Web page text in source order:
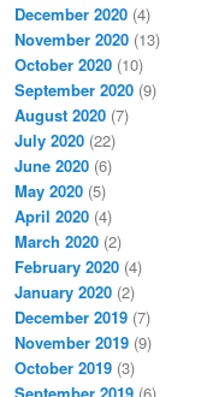
December 2020 (4)
November 2020 (13)
October 2020 (10)
September 2020 (9)
August 2020 (7)
July 2020 (22)
June 2020 (6)
May 2020 (5)
April 2020 (4)
March 2020 (2)
February 2020 (4)
January 2020 (2)
December 2019 (7)
November 2019 (9)
October 2019 (3)